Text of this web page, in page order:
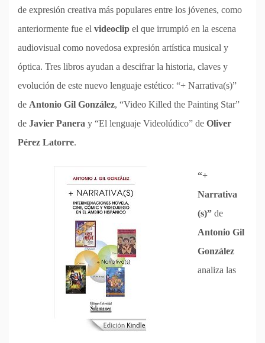
de expresión creativa más populares entre los jóvenes, como
anteriormente fue el videoclip el que irrumpió en la escena
audiovisual como novedosa expresión artística musical y
óptica. Tres libros ayudan a descifrar la historia, claves y
evolución de este nuevo lenguaje estético: “+ Narrativa(s)”
de Antonio Gil González, “Video Killed the Painting Star”
de Javier Panera y “El lenguaje Videolúdico” de Oliver
Pérez Latorre.
“‭+
‬Narrativa
(s)” de
Antonio Gil
González
analiza las